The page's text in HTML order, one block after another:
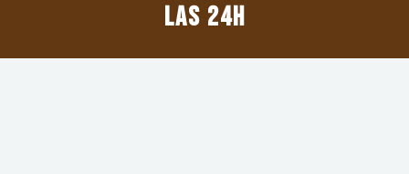
LAS 24H